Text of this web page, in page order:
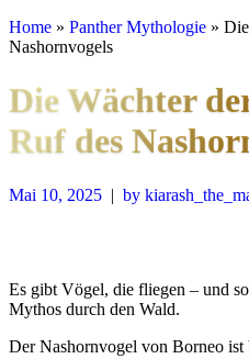
Home » Panther Mythologie »
Nashornvogels
Die Wächter
Ruf des
Mai 10, 2025 | by
Es gibt Vögel, die fliegen – und
Mythos durch den Wald.
Der Nashornvogel von Borneo ist